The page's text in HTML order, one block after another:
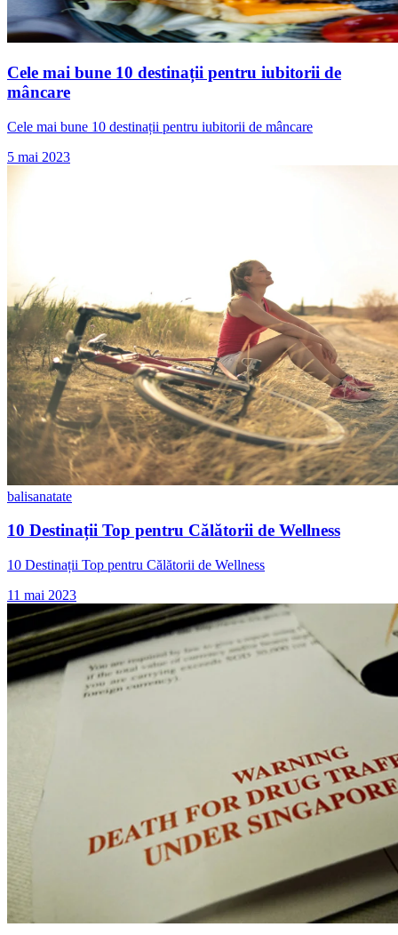
Cele mai bune 10 destinații pentru iubitorii de
mâncare
Cele mai bune 10 destinații pentru iubitorii de mâncare
5 mai 2023
balisanatate
10 Destinații Top pentru Călătorii de Wellness
10 Destinații Top pentru Călătorii de Wellness
11 mai 2023